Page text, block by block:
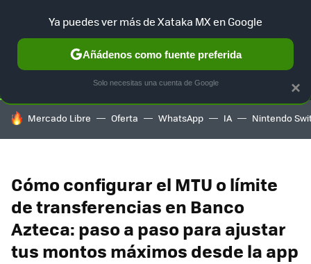
SELECCIÓN GAMING HOME AUTO TERRITORIO
HOY SE HABLA DE
Mercado Libre Oferta WhatsApp IA Nintendo
Cómo configurar el MTU o límite
de transferencias en Banco
Azteca: paso a paso para ajustar
tus montos máximos desde la app
×
Ya puedes ver más de Xataka MX en Google
Añádenos como fuente preferida
Solo necesitas una cuenta de Google